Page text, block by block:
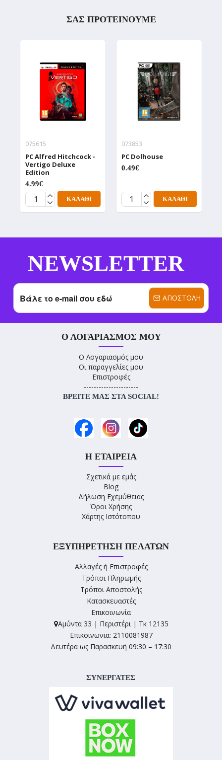
ΣΑΣ ΠΡΟΤΕΙΝΟΥΜΕ
075615
PC Alfred Hitchcock -
Vertigo Deluxe
Edition
4.99€
ΚΑΛΆΘΙ
073853
PC Dolhouse
0.49€
ΚΑΛΆΘΙ
NEWSLETTER
ΑΠΟΣΤΟΛΉ
Ο ΛΟΓΑΡΙΑΣΜΌΣ ΜΟΥ
Ο Λογαριασμός μου
Οι παραγγελίες μου
Επιστροφές
----------------------
ΒΡΕΊΤΕ ΜΑΣ ΣΤΑ SOCIAL!
Η ΕΤΑΙΡΕΊΑ
Σχετικά με εμάς
Blog
Δήλωση Εχεμύθειας
Όροι Χρήσης
Χάρτης Ιστότοπου
ΕΞΥΠΗΡΈΤΗΣΗ ΠΕΛΑΤΏΝ
Αλλαγές ή Επιστροφές
Τρόποι Πληρωμής
Τρόποι Αποστολής
Κατασκευαστές
Επικοινωνία
Αμύντα 33 | Περιστέρι | Τκ 12135
Επικοινωνια: 2110081987
Δευτέρα ως Παρασκευή 09:30 – 17:30
ΣΥΝΕΡΓΑΤΕΣ